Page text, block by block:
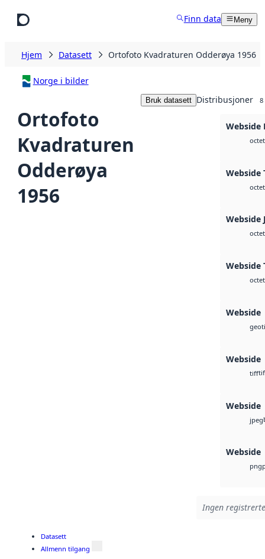
Finn data Meny
Hjem Datasett Ortofoto Kvadraturen Odderøya 1956
Norge i bilder
Ortofoto
Kvadraturen
Odderøya
1956
Bruk datasett Distribusjoner 8
Webside
octet
Webside
octet
Webside
octet
Webside
octet
Webside
Webside
tifftif
Webside
jpeg
Webside
png
Ingen
Datasett
Allmenn tilgang